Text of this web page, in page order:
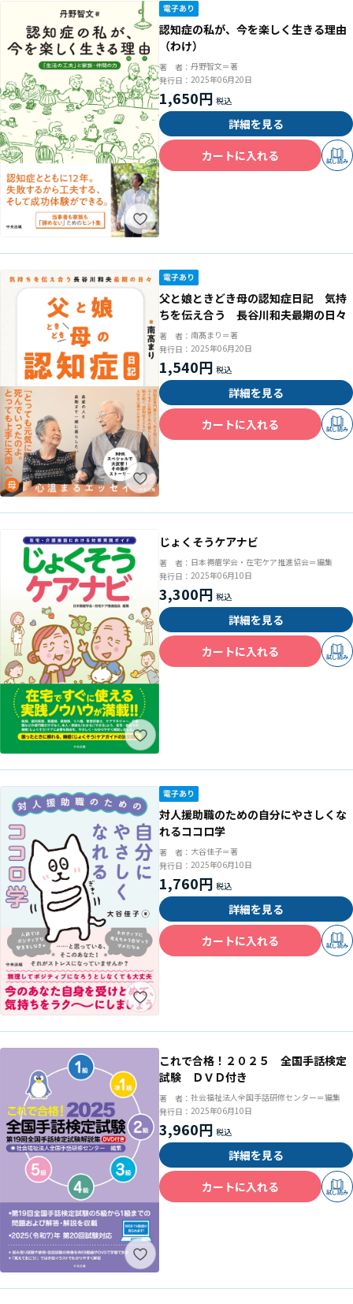
認知症の私が、今を楽しく生きる理由
（わけ）
著 者： 丹野智文＝著
発行日： 2025年06月20日
1,650円
詳細を見る
カートに入れる
試し読み
父と娘ときどき母の認知症日記 気持
ちを伝え合う 長谷川和夫最期の日々
著 者： 南髙まり＝著
発行日： 2025年06月20日
1,540円
詳細を見る
カートに入れる
試し読み
じょくそうケアナビ
著 者： 日本褥瘡学会・在宅ケア推進協会＝編集
発行日： 2025年06月10日
3,300円
詳細を見る
カートに入れる
試し読み
対人援助職のための自分にやさしくな
れるココロ学
著 者： 大谷佳子＝著
発行日： 2025年06月10日
1,760円
詳細を見る
カートに入れる
試し読み
これで合格！２０２５ 全国手話検定
試験 ＤＶＤ付き
著 者： 社会福祉法人全国手話研修センター＝編集
発行日： 2025年06月10日
3,960円
詳細を見る
カートに入れる
試し読み